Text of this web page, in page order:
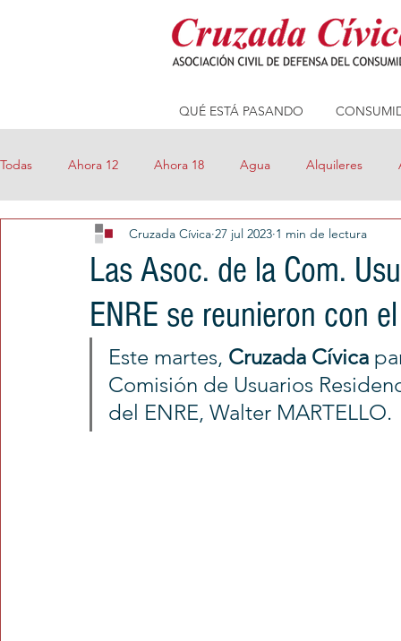
QUÉ ESTÁ PASANDO
Todas Ahora 12 Ahora 18 Agua Alquileres
Compras online Consejos Consumo Seguro
Eficiencia Energética Electricidad FM Millenium
Precios Máximos Precios Transparentes Prepagas
Las Asoc. de la Com.
ENRE se reunieron con
Cruzada Cívica 27 jul 2023 1 min de lectura
Este martes, Cruzada Cívica
Comisión de Usuarios
del ENRE, Walter MARTELLO.